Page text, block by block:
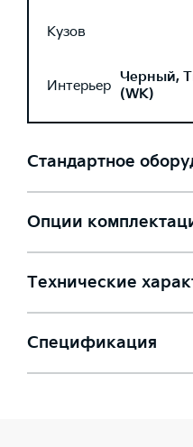
Кузов
Интерьер Черный,
(WK)
Стандартное
Опции
Технические
Спецификация